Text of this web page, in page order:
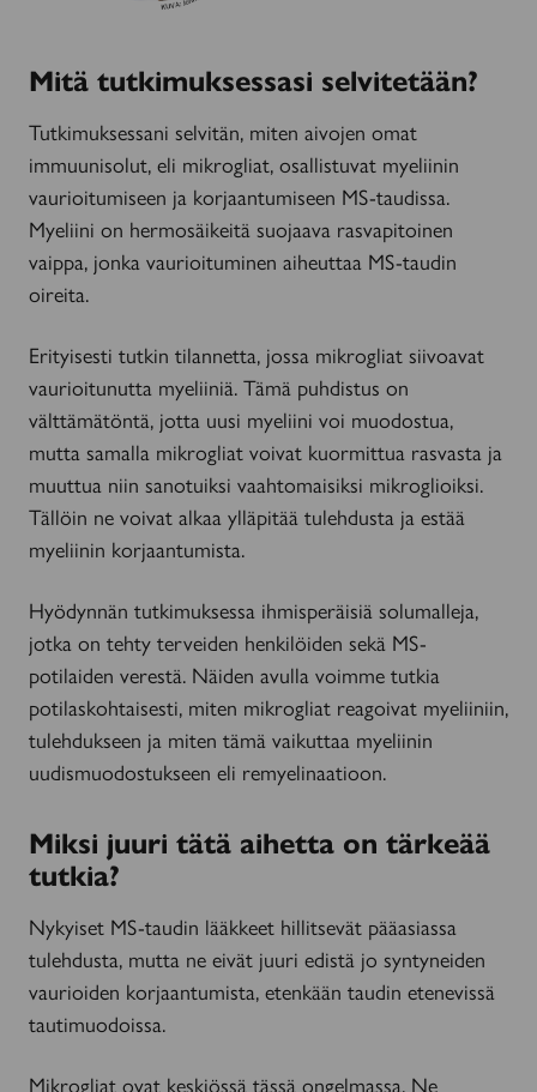
Mitä tutkimuksessasi selvitetään?
Tutkimuksessani selvitän, miten aivojen omat
immuunisolut, eli mikrogliat, osallistuvat myeliinin
vaurioitumiseen ja korjaantumiseen MS-taudissa.
Myeliini on hermosäikeitä suojaava rasvapitoinen
vaippa, jonka vaurioituminen aiheuttaa MS-taudin
oireita.
Erityisesti tutkin tilannetta, jossa mikrogliat siivoavat
vaurioitunutta myeliiniä. Tämä puhdistus on
välttämätöntä, jotta uusi myeliini voi muodostua,
mutta samalla mikrogliat voivat kuormittua rasvasta ja
muuttua niin sanotuiksi vaahtomaisiksi mikroglioiksi.
Tällöin ne voivat alkaa ylläpitää tulehdusta ja estää
myeliinin korjaantumista.
Hyödynnän tutkimuksessa ihmisperäisiä solumalleja,
jotka on tehty terveiden henkilöiden sekä MS-
potilaiden verestä. Näiden avulla voimme tutkia
potilaskohtaisesti, miten mikrogliat reagoivat myeliiniin,
tulehdukseen ja miten tämä vaikuttaa myeliinin
uudismuodostukseen eli remyelinaatioon.
Miksi juuri tätä aihetta on tärkeää
tutkia?
Nykyiset MS-taudin lääkkeet hillitsevät pääasiassa
tulehdusta, mutta ne eivät juuri edistä jo syntyneiden
vaurioiden korjaantumista, etenkään taudin etenevissä
tautimuodoissa.
Mikrogliat ovat keskiössä tässä ongelmassa. Ne